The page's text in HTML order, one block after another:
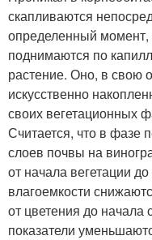
скапливаются
определенный момент,
поднимаются по
растение. Оно, в свою
искусственно
своих вегетационных
Считается, что в фазе
слоев почвы на
от начала вегетации
влагоемкости
от цветения до начала
показатели